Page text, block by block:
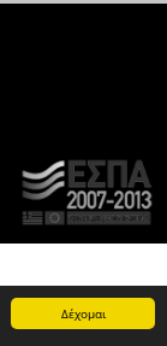
Δέχομαι